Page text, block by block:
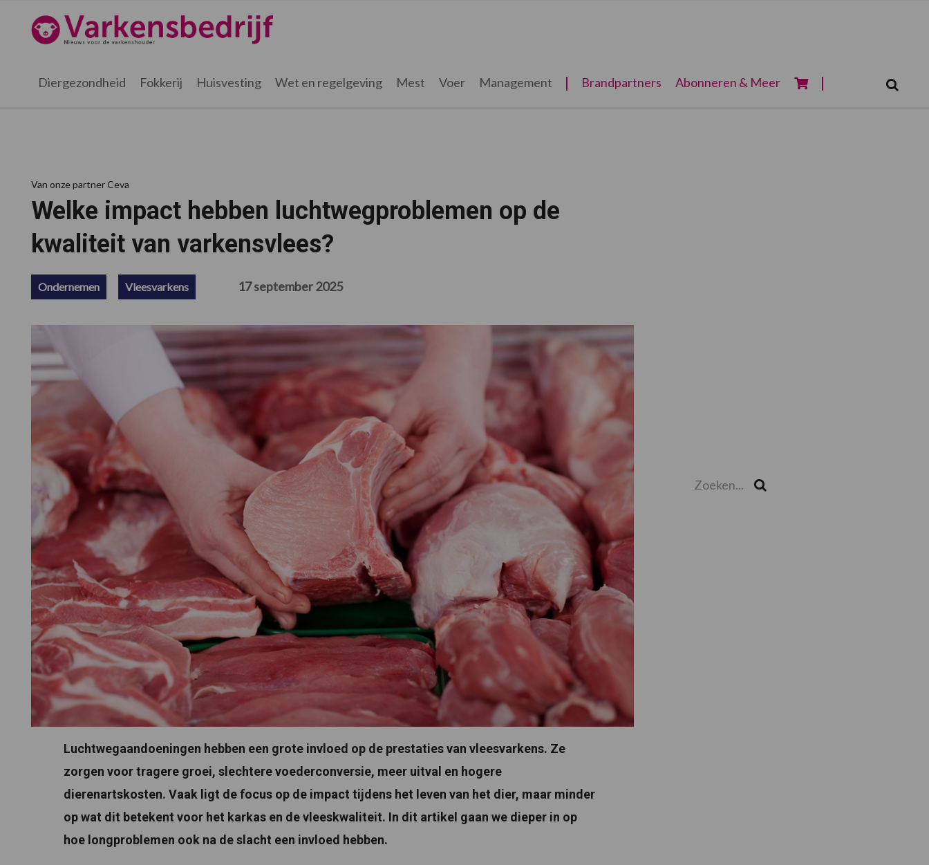
hoofdnavigatie
hoofd
eerste
voettekst
Varkensbedrijf.nl
Diergezondheid Fokkerij Huisvesting Wet en regelgeving Mest Voer Management Brandpartners Abonneren & Meer
Van onze partner Ceva
Welke impact hebben luchtwegproblemen op de
kwaliteit van varkensvlees?
Ondernemen Vleesvarkens 17 september 2025
Luchtwegaandoeningen hebben een grote invloed op de prestaties van vleesvarkens. Ze
zorgen voor tragere groei, slechtere voederconversie, meer uitval en hogere
dierenartskosten. Vaak ligt de focus op de impact tijdens het leven van het dier, maar minder
op wat dit betekent voor het karkas en de vleeskwaliteit. In dit artikel gaan we dieper in op
hoe longproblemen ook na de slacht een invloed hebben.